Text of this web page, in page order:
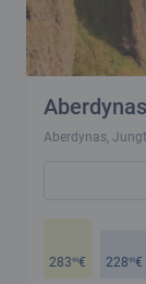
Aberdynas,
28399€ 22899€